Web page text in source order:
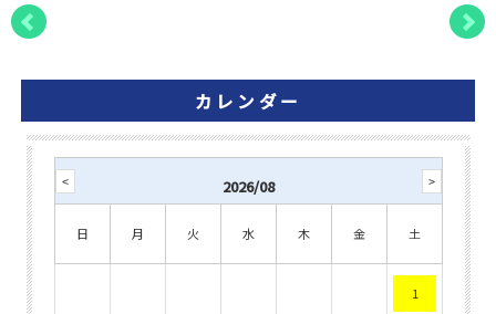
カレンダー